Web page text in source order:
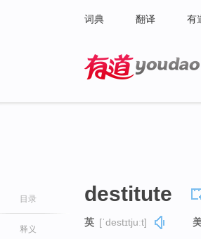
词典 翻译 有
目录
释义
destitute
英 [ˈdestɪtjuːt]